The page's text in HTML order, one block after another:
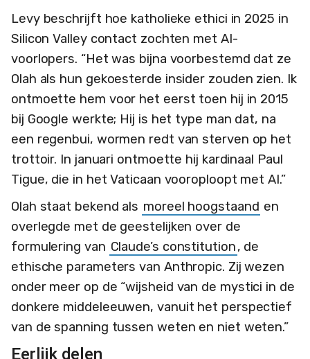
Levy beschrijft hoe katholieke ethici in 2025 in
Silicon Valley contact zochten met AI-
voorlopers. “Het was bijna voorbestemd dat ze
Olah als hun gekoesterde insider zouden zien. Ik
ontmoette hem voor het eerst toen hij in 2015
bij Google werkte; Hij is het type man dat, na
een regenbui, wormen redt van sterven op het
trottoir. In januari ontmoette hij kardinaal Paul
Tigue, die in het Vaticaan vooroploopt met AI.”
Olah staat bekend als moreel hoogstaand en
overlegde met de geestelijken over de
formulering van Claude’s constitution, de
ethische parameters van Anthropic. Zij wezen
onder meer op de “wijsheid van de mystici in de
donkere middeleeuwen, vanuit het perspectief
van de spanning tussen weten en niet weten.”